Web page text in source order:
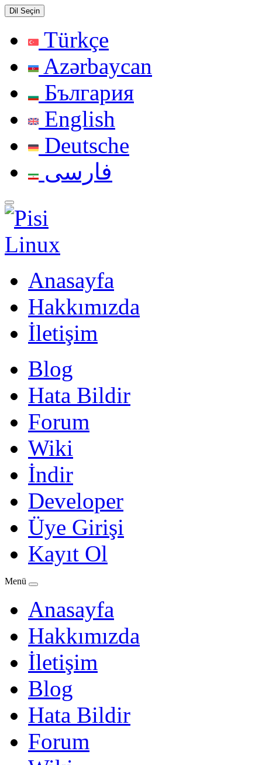
Dil Seçin
Türkçe
Azərbaycan
България
English
Deutsche
فارسی
Anasayfa
Hakkımızda
İletişim
Blog
Hata Bildir
Forum
Wiki
İndir
Developer
Üye Girişi
Kayıt Ol
Menü
Anasayfa
Hakkımızda
İletişim
Blog
Hata Bildir
Forum